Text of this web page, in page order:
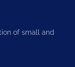
of small and